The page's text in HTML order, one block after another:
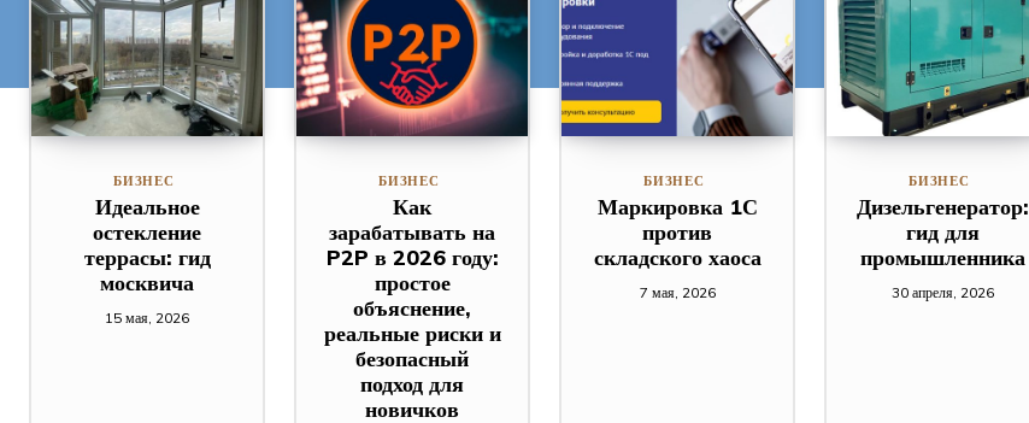
БИЗНЕС
Идеальное
остекление
террасы: гид
москвича
15 мая, 2026
БИЗНЕС
Как
зарабатывать на
P2P в 2026 году:
простое
объяснение,
реальные риски и
безопасный
подход для
новичков
БИЗНЕС
Маркировка 1С
против
складского хаоса
7 мая, 2026
БИЗНЕС
Дизельгенератор:
гид для
промышленника
30 апреля, 2026